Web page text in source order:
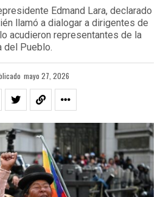
Edmand Lara, declarado
llamó a dialogar a dirigentes de
acudieron representantes de la
del Pueblo.
mayo 27, 2026